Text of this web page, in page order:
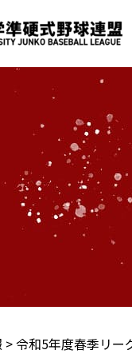
>令和5年度春季リー